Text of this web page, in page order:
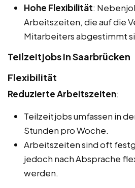
Hohe Flexibilität:
Arbeitszeiten, die auf die
Mitarbeiters abgestimmt
Teilzeitjobs in Saarbrücken
Flexibilität
Reduzierte Arbeitszeiten:
Teilzeitjobs umfassen in
Stunden pro Woche.
Arbeitszeiten sind oft
jedoch nach Absprache
werden.